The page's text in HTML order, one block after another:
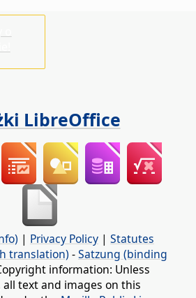
LibreOffice
| Privacy Policy | Statutes
translation) -Satzung (binding
information: Unless
text and images on this